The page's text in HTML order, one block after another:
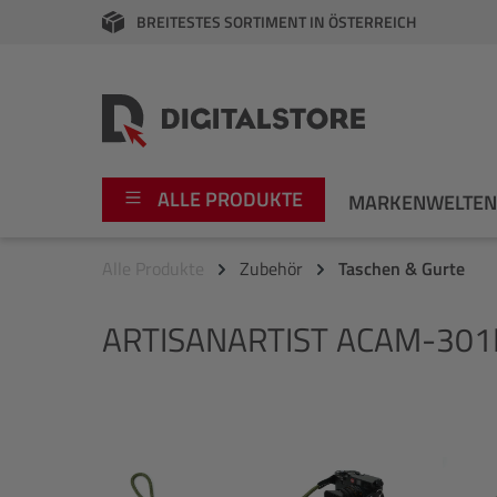
Zur Hauptnavigation springen
BREITESTES SORTIMENT IN ÖSTERREICH
ALLE PRODUKTE MARKENWELTEN
Video
Fujifilm
Alle Produkte Zubehör Taschen & Gurte
ARTISANARTISTACAM-